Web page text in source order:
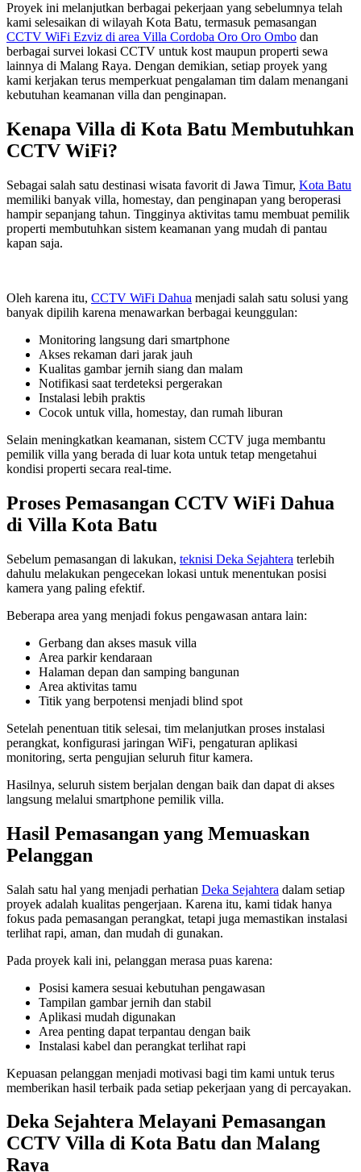
Proyek ini melanjutkan berbagai pekerjaan yang sebelumnya telah
kami selesaikan di wilayah Kota Batu, termasuk pemasangan
CCTV WiFi Ezviz di area Villa Cordoba Oro Oro Ombo dan
berbagai survei lokasi CCTV untuk kost maupun properti sewa
lainnya di Malang Raya. Dengan demikian, setiap proyek yang
kami kerjakan terus memperkuat pengalaman tim dalam menangani
kebutuhan keamanan villa dan penginapan.
Kenapa Villa di Kota Batu Membutuhkan
CCTV WiFi?
Sebagai salah satu destinasi wisata favorit di Jawa Timur, Kota Batu
memiliki banyak villa, homestay, dan penginapan yang beroperasi
hampir sepanjang tahun. Tingginya aktivitas tamu membuat pemilik
properti membutuhkan sistem keamanan yang mudah di pantau
kapan saja.
Oleh karena itu, CCTV WiFi Dahua menjadi salah satu solusi yang
banyak dipilih karena menawarkan berbagai keunggulan:
Monitoring langsung dari smartphone
Akses rekaman dari jarak jauh
Kualitas gambar jernih siang dan malam
Notifikasi saat terdeteksi pergerakan
Instalasi lebih praktis
Cocok untuk villa, homestay, dan rumah liburan
Selain meningkatkan keamanan, sistem CCTV juga membantu
pemilik villa yang berada di luar kota untuk tetap mengetahui
kondisi properti secara real-time.
Proses Pemasangan CCTV WiFi Dahua
di Villa Kota Batu
Sebelum pemasangan di lakukan, teknisi Deka Sejahtera terlebih
dahulu melakukan pengecekan lokasi untuk menentukan posisi
kamera yang paling efektif.
Beberapa area yang menjadi fokus pengawasan antara lain:
Gerbang dan akses masuk villa
Area parkir kendaraan
Halaman depan dan samping bangunan
Area aktivitas tamu
Titik yang berpotensi menjadi blind spot
Setelah penentuan titik selesai, tim melanjutkan proses instalasi
perangkat, konfigurasi jaringan WiFi, pengaturan aplikasi
monitoring, serta pengujian seluruh fitur kamera.
Hasilnya, seluruh sistem berjalan dengan baik dan dapat di akses
langsung melalui smartphone pemilik villa.
Hasil Pemasangan yang Memuaskan
Pelanggan
Salah satu hal yang menjadi perhatian Deka Sejahtera dalam setiap
proyek adalah kualitas pengerjaan. Karena itu, kami tidak hanya
fokus pada pemasangan perangkat, tetapi juga memastikan instalasi
terlihat rapi, aman, dan mudah di gunakan.
Pada proyek kali ini, pelanggan merasa puas karena:
Posisi kamera sesuai kebutuhan pengawasan
Tampilan gambar jernih dan stabil
Aplikasi mudah digunakan
Area penting dapat terpantau dengan baik
Instalasi kabel dan perangkat terlihat rapi
Kepuasan pelanggan menjadi motivasi bagi tim kami untuk terus
memberikan hasil terbaik pada setiap pekerjaan yang di percayakan.
Deka Sejahtera Melayani Pemasangan
CCTV Villa di Kota Batu dan Malang
Raya